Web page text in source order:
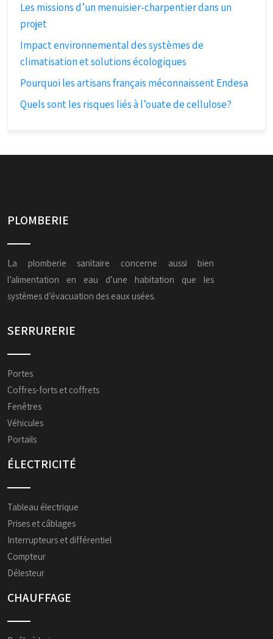
Les missions d’un menuisier-charpentier dans un
projet
Impact environnemental des systèmes de
climatisation et solutions écologiques
Pourquoi les artisans français méconnaissent Endesa
Quels sont les risques liés à l’ouate de cellulose?
PLOMBERIE
La plomberie sanitaire concerne aussi bien
l’alimentation en eau d’une habitation que les
systèmes d’évacuation des eaux usées.
SERRURERIE
Portes
Coffres-forts et coffrets
Fenêtres
Véhicules
Portails
ÉLECTRICITÉ
Tableau électrique
Prises et câblages
Interrupteurs et différentiel
Compteur
Délesteur
CHAUFFAGE